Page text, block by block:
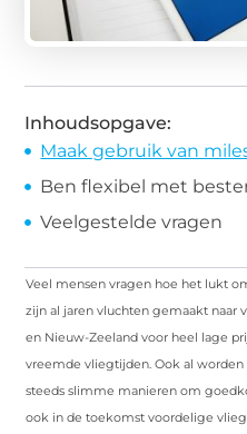
Inhoudsopgave:
Maak gebruik van
Ben flexibel met
Veelgestelde vragen
Veel mensen vragen hoe het lukt
zijn al jaren vluchten gemaakt naar
en Nieuw-Zeeland voor heel lage
vreemde vliegtijden. Ook al
steeds slimme manieren om
ook in de toekomst voordelige